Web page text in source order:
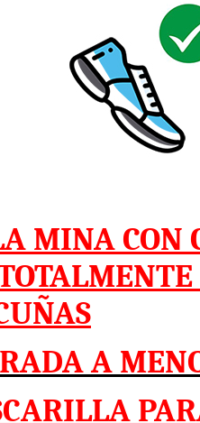
MINA CON
A